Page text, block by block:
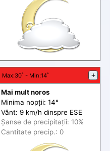
Max:30˚ - Min:14˚ +
Mai mult noros
Minima nopții: 14°
Vânt: 9 km/h dinspre ESE
Șanse de precipitații: 10%
Cantitate precip.: 0